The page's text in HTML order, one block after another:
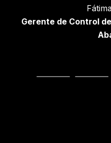
Gerente de Control
Administrador de
Intelligence
IT Manager en